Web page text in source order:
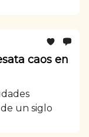
caos en
un siglo